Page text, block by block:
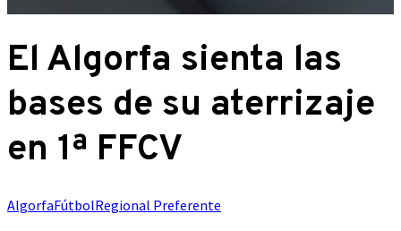
El Algorfa sienta las
bases de su aterrizaje
en 1ª FFCV
AlgorfaFútbolRegional Preferente